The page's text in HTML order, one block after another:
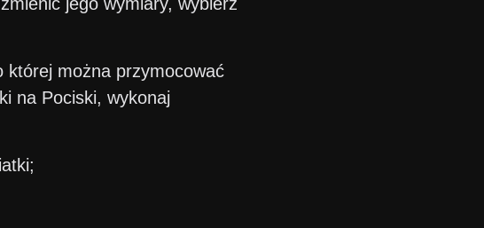
której można przymocować
na Pociski, wykonaj